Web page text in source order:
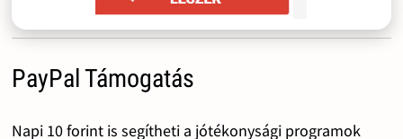
PayPal Támogatás
Napi 10 forint is segítheti a jótékonysági programok